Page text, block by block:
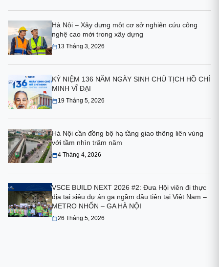
Hà Nội – Xây dựng một cơ sở nghiên cứu công
nghệ cao mới trong xây dựng
13 Tháng 3, 2026
KỶ NIỆM 136 NĂM NGÀY SINH CHỦ TỊCH HỒ CHÍ
MINH VĨ ĐẠI
19 Tháng 5, 2026
Hà Nội cần đồng bộ hạ tầng giao thông liên vùng
với tầm nhìn trăm năm
4 Tháng 4, 2026
VSCE BUILD NEXT 2026 #2: Đưa Hội viên đi thực
địa tại siêu dự án ga ngầm đầu tiên tại Việt Nam –
METRO NHỔN – GA HÀ NỘI
26 Tháng 5, 2026